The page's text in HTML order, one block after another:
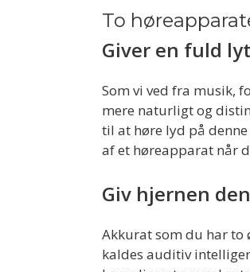
To
Giver en fuld
Som vi ved fra musik,
mere naturligt og
til at høre lyd på
af et høreapparat når
Giv hjernen
Akkurat som du har to
kaldes auditiv